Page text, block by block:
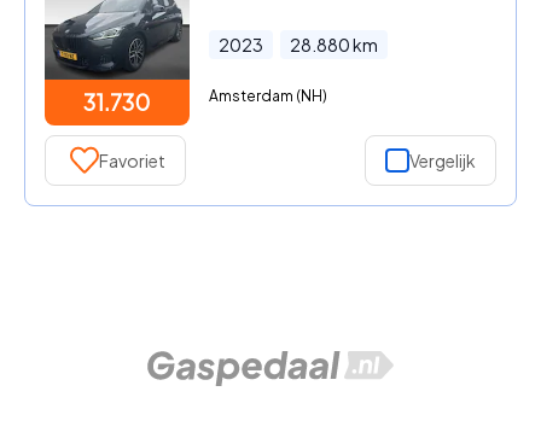
31.730
2023 28.880km
Amsterdam (NH)
Favoriet Vergelijk